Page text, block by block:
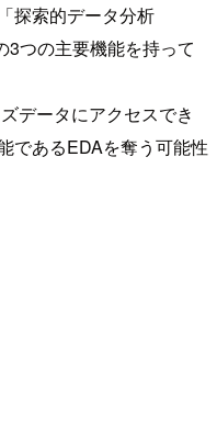
探索的データ分析
3つの主要機能を持って
データにアクセスでき
であるEDAを奪う可能性